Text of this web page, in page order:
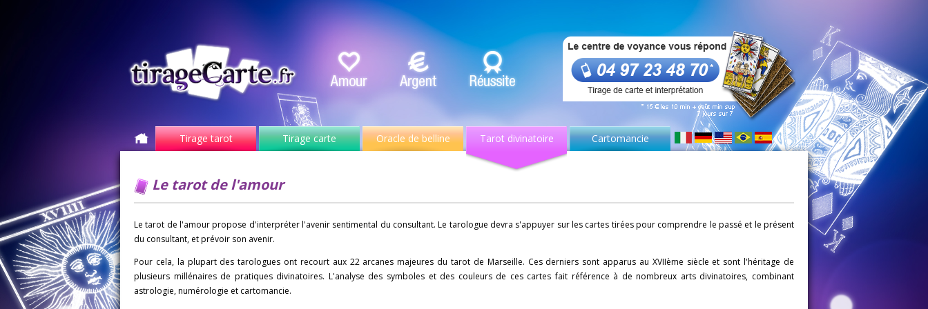
Tirage tarot Tirage carte Oracle de belline Tarot divinatoire Cartomancie
Le tarot de l'amour
Le tarot de l'amour propose d'interpréter l'avenir sentimental du consultant. Le tarologue devra s'appuyer sur les cartes tirées pour comprendre le passé et le présent
du consultant, et prévoir son avenir.
Pour cela, la plupart des tarologues ont recourt aux 22 arcanes majeures du tarot de Marseille. Ces derniers sont apparus au XVIIème siècle et sont l'héritage de
plusieurs millénaires de pratiques divinatoires. L'analyse des symboles et des couleurs de ces cartes fait référence à de nombreux arts divinatoires, combinant
astrologie, numérologie et cartomancie.